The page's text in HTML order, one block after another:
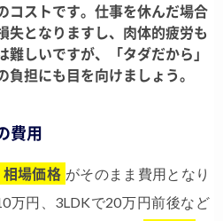
コストです。仕事を休んだ場合
失となりますし、肉体的疲労も
難しいですが、「タダだから」
負担にも目を向けましょう。
費用
相場価格 がそのまま費用となり
万円、3LDKで20万円前後など